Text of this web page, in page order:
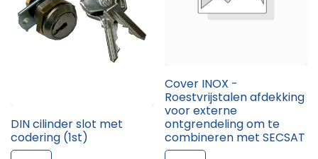
DIN cilinder slot met
codering (1st)
Cover INOX -
Roestvrijstalen afdekking
voor externe
ontgrendeling om te
combineren met SECSAT